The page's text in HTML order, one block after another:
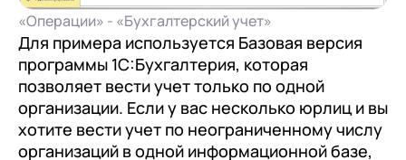
«Операции» - «Бухгалтерский учет»
Для примера используется Базовая версия
программы 1С:Бухгалтерия, которая
позволяет вести учет только по одной
организации. Если у вас несколько юрлиц и вы
хотите вести учет по неограниченному числу
организаций в одной информационной базе,
Управление взаимоотношениями с
клиентами (CRM)
1С:CRM
Лицензии 1С
Сервисы 1С